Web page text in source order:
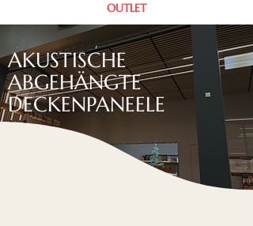
OUTLET
AKUSTISCHE
ABGEHÄNGTE
DECKENPANEELE